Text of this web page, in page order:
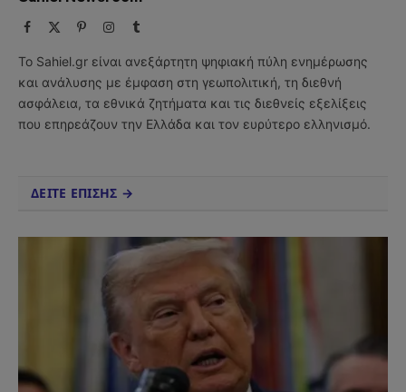
Facebook PinterestInstagram
Tumblr
Το Sahiel.gr είναι ανεξάρτητη ψηφιακή πύλη ενημέρωσης
και ανάλυσης με έμφαση στη γεωπολιτική, τη διεθνή
ασφάλεια, τα εθνικά ζητήματα και τις διεθνείς εξελίξεις
που επηρεάζουν την Ελλάδα και τον ευρύτερο ελληνισμό.
ΔΕΙΤΕ ΕΠΙΣΗΣ →